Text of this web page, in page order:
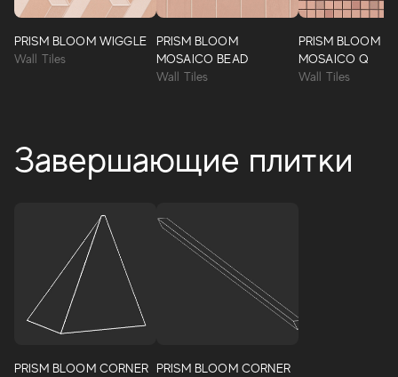
PRISM BLOOM WIGGLE
Wall Tiles
PRISM BLOOM
MOSAICO BEAD
Wall Tiles
PRISM BLOOM
MOSAICO Q
Wall Tiles
Завершающие плитки
PRISM BLOOM CORNER
PRISM BLOOM CORNER